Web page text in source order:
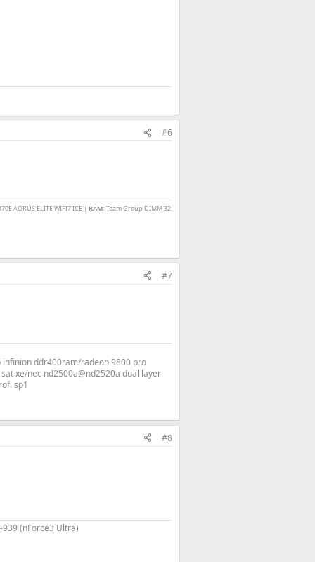
#6
AORUS ELITE WIFI7 ICE | RAM: Team Group DIMM 32
#7
infinion ddr400ram/radeon 9800 pro
xe/nec nd2500a@nd2520a dual layer
sp1
#8
(nForce3 Ultra)